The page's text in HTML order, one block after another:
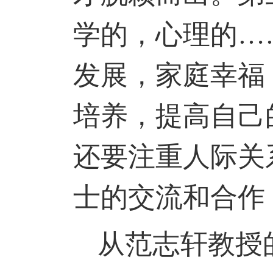
学的，心理的
发展，家庭幸
培养，提高自
还要注重人际
士的交流和合
从范志轩教